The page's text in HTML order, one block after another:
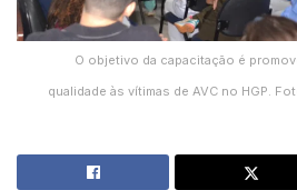
O objetivo da capacitação é
qualidade às vítimas de AVC no HGP.